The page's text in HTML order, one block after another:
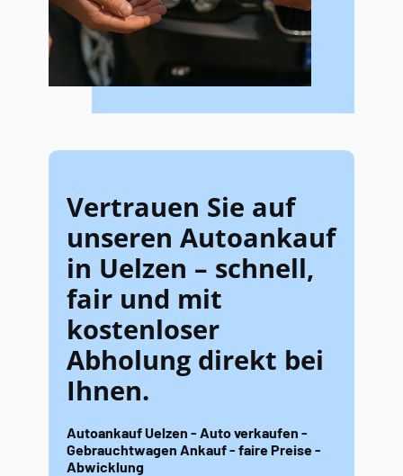
Vertrauen Sie auf
unseren Autoankauf
in Uelzen – schnell,
fair und mit
kostenloser
Abholung direkt bei
Ihnen.
Autoankauf Uelzen - Auto verkaufen -
Gebrauchtwagen Ankauf - faire Preise -
Abwicklung